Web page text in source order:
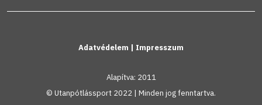
Adatvédelem | Impresszum
Alapítva: 2011
© Utanpótlássport 2022 | Minden jog fenntartva.